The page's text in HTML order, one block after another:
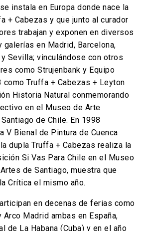
instala en Europa donde nace la
+ Cabezas y que junto al curador
trabajan y exponen en diversos
en Madrid, Barcelona,
Sevilla; vinculándose con otros
como Strujenbank y Equipo
como Truffa + Cabezas + Leyton
Historia Natural conmemorando
en el Museo de Arte
de Chile. En 1998
V Bienal de Pintura de Cuenca
dupla Truffa + Cabezas realiza la
Si Vas Para Chile en el Museo
de Santiago, muestra que
Crítica el mismo año.
en decenas de ferias como
Madrid ambas en España,
de La Habana (Cuba) y en el año